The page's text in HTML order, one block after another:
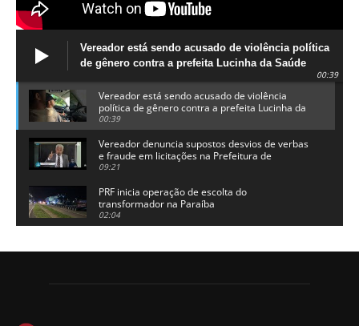
Vereador está sendo acusado de violência política
de gênero contra a prefeita Lucinha da Saúde
00:39
Vereador está sendo acusado de violência
política de gênero contra a prefeita Lucinha da
Saúde
00:39
Vereador denuncia supostos desvios de verbas
e fraude em licitações na Prefeitura de
Alhandra
09:21
PRF inicia operação de escolta do
transformador na Paraíba
02:04
candidatura a governador da Paraíba
Chapa dos sonhos: Cícero agradece a Galdino,